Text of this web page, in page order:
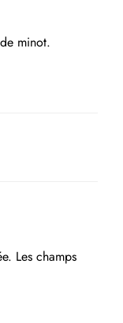
minot.
Les champs